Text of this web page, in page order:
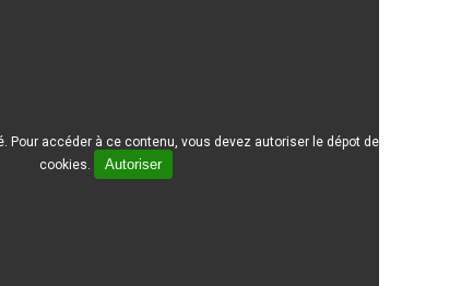
Pour accéder à ce contenu, vous devez autoriser le dépot de
cookies.
Autoriser